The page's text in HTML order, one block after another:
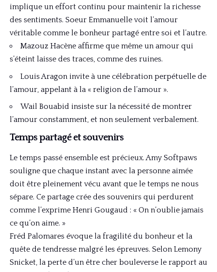
implique un effort continu pour maintenir la richesse
des sentiments. Soeur Emmanuelle voit l’amour
véritable comme le bonheur partagé entre soi et l’autre.
Mazouz Hacène affirme que même un amour qui
s’éteint laisse des traces, comme des ruines.
Louis Aragon invite à une célébration perpétuelle de
l’amour, appelant à la « religion de l’amour ».
Wail Bouabid insiste sur la nécessité de montrer
l’amour constamment, et non seulement verbalement.
Temps partagé et souvenirs
Le temps passé ensemble est précieux. Amy Softpaws
souligne que chaque instant avec la personne aimée
doit être pleinement vécu avant que le temps ne nous
sépare. Ce partage crée des souvenirs qui perdurent
comme l’exprime Henri Gougaud : « On n’oublie jamais
ce qu’on aime. »
Fréd Palomares évoque la fragilité du bonheur et la
quête de tendresse malgré les épreuves. Selon Lemony
Snicket, la perte d’un être cher bouleverse le rapport au